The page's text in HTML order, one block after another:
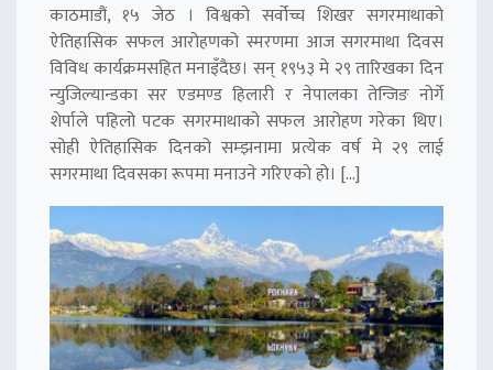
काठमाडौं, १५ जेठ । विश्वको सर्वोच्च शिखर सगरमाथाको
ऐतिहासिक सफल आरोहणको स्मरणमा आज सगरमाथा दिवस
विविध कार्यक्रमसहित मनाइँदैछ। सन् १९५३ मे २९ तारिखका दिन
न्युजिल्यान्डका सर एडमण्ड हिलारी र नेपालका तेन्जिङ नोर्गे
शेर्पाले पहिलो पटक सगरमाथाको सफल आरोहण गरेका थिए।
सोही ऐतिहासिक दिनको सम्झनामा प्रत्येक वर्ष मे २९ लाई
सगरमाथा दिवसका रूपमा मनाउने गरिएको हो। […]